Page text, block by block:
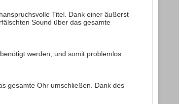
Titel. Dank einer äußerst
Sound über das gesamte
werden, und somit problemlos
gesamte Ohr umschließen. Dank des